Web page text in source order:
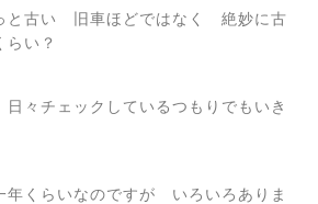
と古い 旧車ほどではなく 絶妙に古
い？
々チェックしているつもりでもいき
年くらいなのですが いろいろありま